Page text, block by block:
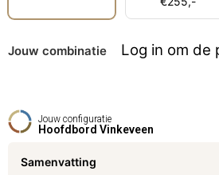
Jouw combinatie
Jouw configuratie
Hoofdbord Vinkeveen
Samenvatting